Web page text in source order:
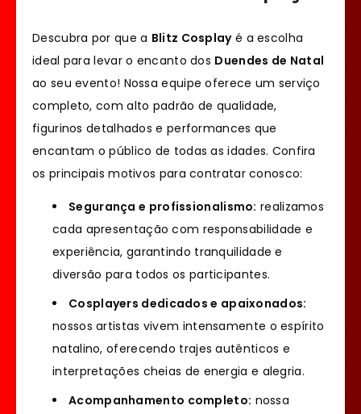
Descubra por que a Blitz Cosplayé a escolha
ideal para levar o encanto dos Duendes de Natal
ao seu evento! Nossa equipe oferece um serviço
completo, com alto padrão de qualidade,
figurinos detalhados e performances que
encantam o público de todas as idades. Confira
os principais motivos para contratar conosco:
Segurança e profissionalismo: realizamos
cada apresentação com responsabilidade e
experiência, garantindo tranquilidade e
diversão para todos os participantes.
Cosplayers dedicados e apaixonados:
nossos artistas vivem intensamente o espírito
natalino, oferecendo trajes autênticos e
interpretações cheias de energia e alegria.
Acompanhamento completo: nossa